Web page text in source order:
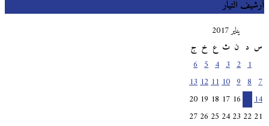
أرشيف التيار
يناير 2017
س
ث خ ج
10
11
12
13
14
15
16
17
18
19
20
21
22
23
24
25
26
27